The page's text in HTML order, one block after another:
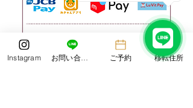
Instagram お問い合わせ ご予約 移転住所